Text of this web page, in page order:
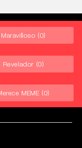
Maravilloso (0)
Revelador (0)
MEME (0)